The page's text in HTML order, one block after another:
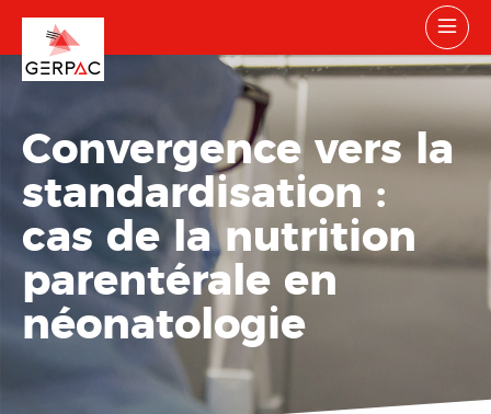
Convergence vers la
standardisation :
cas de la nutrition
parentérale en
néonatologie